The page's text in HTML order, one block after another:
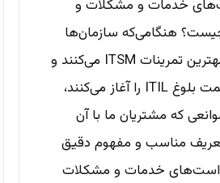
خدمات و مشکلات و
هنگامی‌که سازمان‌ها
شروع به پذیرش بهترین تمرینات ITSM می‌کنند و
سفر طولانی به سمت بلوغ ITIL را آغاز می‌کنند،
که مشتریان ما با آن
مناسب و مفهوم دقیق
خدمات و مشکلات